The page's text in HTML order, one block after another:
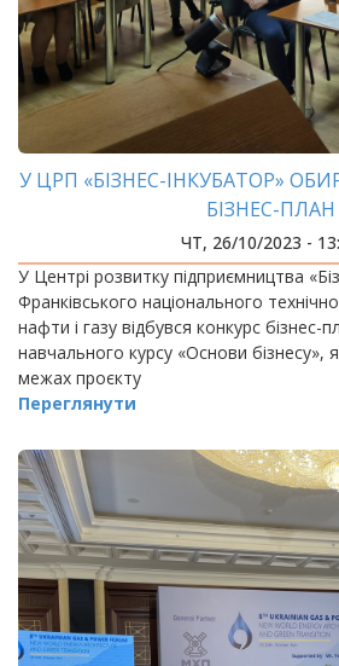
У ЦРП «БІЗНЕС-ІНКУБАТОР»
БІЗНЕС-ПЛАН
ЧТ, 26/10/2023 -
У Центрі розвитку підприємництва
Франківського національного
нафти і газу відбувся конкурс бізнес-
навчального курсу «Основи бізнесу»,
межах проєкту
Переглянути